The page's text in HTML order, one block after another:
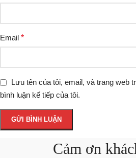
Email *
Lưu tên của tôi, email, và trang web
bình luận kế tiếp của tôi.
Cảm ơn